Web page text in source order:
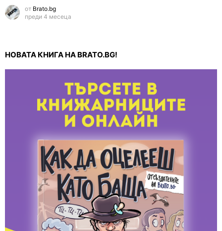
от Brato.bg
преди 4 месеца
НОВАТА КНИГА НА BRATO.BG!